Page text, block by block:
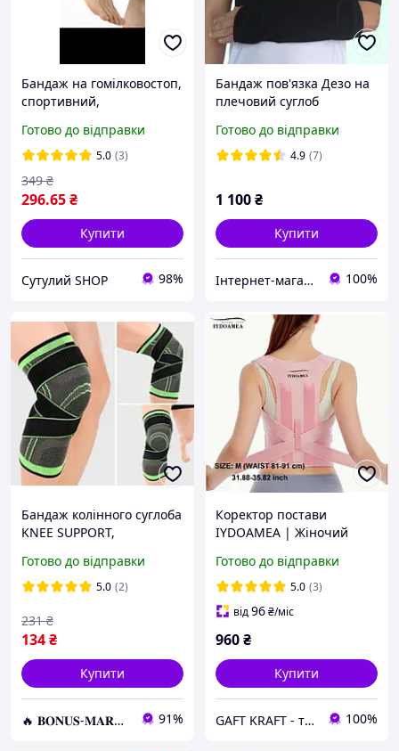
Бандаж на гомілковостоп,
спортивний,
фіксатор
гомілковостопного
суглоба
Готово до відправки
5.0 (3)
296.65₴
349 ₴
Купити
Сутулий SHOP 98%
Бандаж пов'язка Дезо на
плечовий суглоб
Готово до відправки
4.9 (7)
1 100₴
Купити
Інтернет-магазин медтехніки "Орто-Сфера" 100%
Бандаж колінного суглоба
KNEE SUPPORT,
коліна
Готово до відправки
5.0 (2)
134₴
231 ₴
Купити
🔥 𝐁𝐎𝐍𝐔𝐒-𝐌𝐀𝐑𝐊𝐄𝐓 🔥 – Трендові товари по найкращім цінам 91%
Коректор постави
IYDOAMEA | Жіночий
спини, підтримка хребта,
ортопедичний брейс
Готово до відправки
5.0 (3)
від96₴/міс
960₴
Купити
GAFT KRAFT - творческий та побутовий магазин 100%